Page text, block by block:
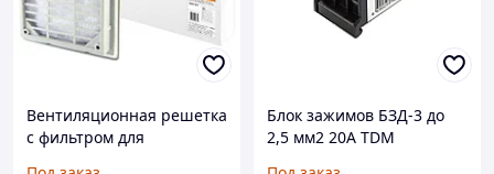
Вентиляционная решетка
с фильтром для
Блок зажимов БЗД-3 до
2,5 мм2 20A TDM